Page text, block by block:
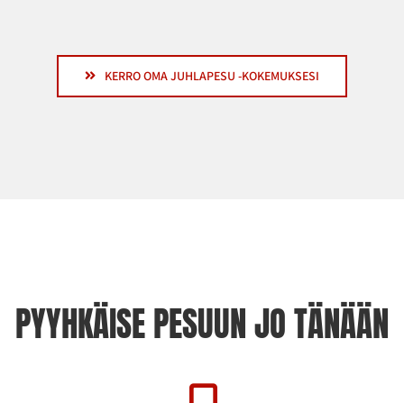
KERRO OMA JUHLAPESU -KOKEMUKSESI
PYYHKÄISE PESUUN JO TÄNÄÄN